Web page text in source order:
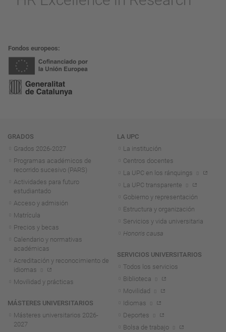
Fondos europeos
Navegación
GRADOS
Grados 2026-2027
Programas académicos de
recorrido sucesivo (PARS)
Actividades para futuro
estudiantado
Acceso y admisión
Matrícula
Precios y becas
Calendario y normativas
académicas
Acreditación y reconocimiento de
idiomas
Movilidad y prácticas
MÁSTERES UNIVERSITARIOS
Másteres universitarios 2026-
2027
LA UPC
La institución
Centros docentes
La UPC en los ránquings
La UPC transparente
Gobierno y representación
Estructura y organización
Servicios y vida universitaria
Honoris causa
SERVICIOS UNIVERSITARIOS
Todos los servicios
Biblioteca
Movilidad
Idiomas
Deportes
Bolsa de trabajo